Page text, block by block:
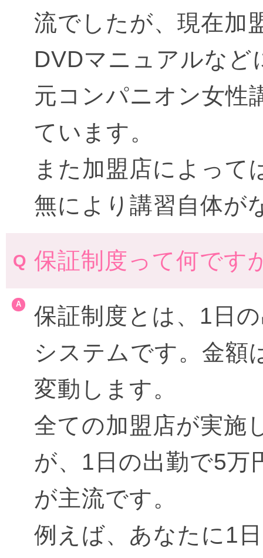
流でしたが、現在加
DVDマニュアルな
元コンパニオン女性
ています。
また加盟店によって
無により講習自体が
保証制度って何です
保証制度とは、1日
システムです。金額
変動します。
全ての加盟店が実施
が、1日の出勤で5万
が主流です。
例えば、あなたに1